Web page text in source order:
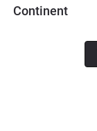
Continent